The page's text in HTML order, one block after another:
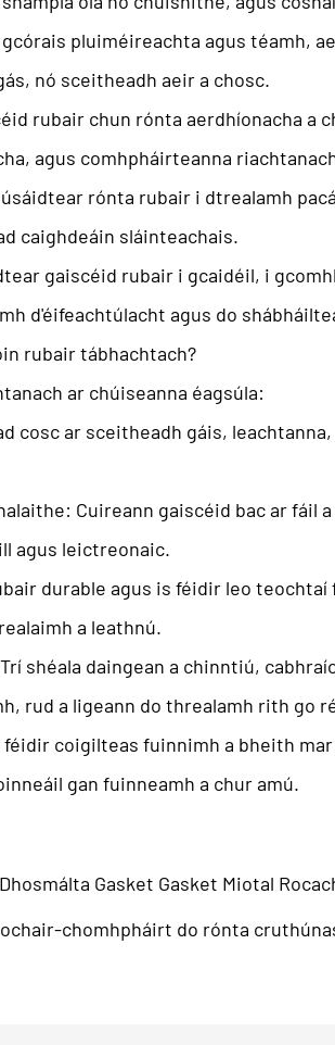
pluiméireachta agus téamh,
nó sceitheadh ​​aeir a chosc.
rubair chun rónta aerdhíonacha a
agus comhpháirteanna
úsáidtear rónta rubair i dtrealamh
caighdeáin sláinteachais.
gaiscéid rubair i gcaidéil, i
d'éifeachtúlacht agus do
rubair tábhachtach?
ar chúiseanna éagsúla:
cosc ​​ar sceitheadh ​​gáis,
Cuireann gaiscéid bac ar fáil
agus leictreonaic.
durable agus is féidir leo
a leathnú.
shéala daingean a chinntiú,
rud a ligeann do threalamh rith go
coigilteas fuinnimh a bheith
gan fuinneamh a chur amú.
Gasket Gasket Miotal
chomhpháirt do rónta